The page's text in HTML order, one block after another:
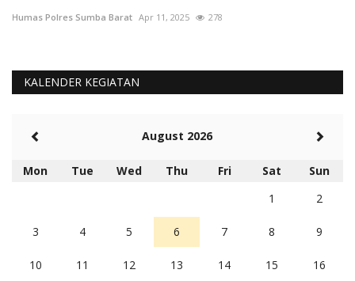
Humas Polres Sumba Barat Apr 11, 2025 278
KALENDER KEGIATAN
August 2026
Mon Tue Wed Thu Fri Sat
Sun
1
2
3 4 5 6 7 8 9
10 11 12 13 14 15 16